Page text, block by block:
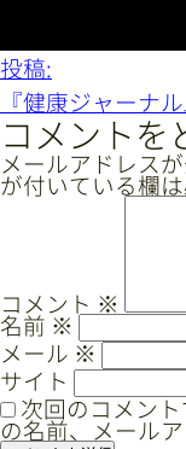
投
稿
ナ
ビ
ゲ
ョ
ン
投稿:
『健康ジャーナ
コメントを
メールアドレス
が付いている欄
コメント ※
名前※
メール ※
サイト
次回のコメン
の名前、メール